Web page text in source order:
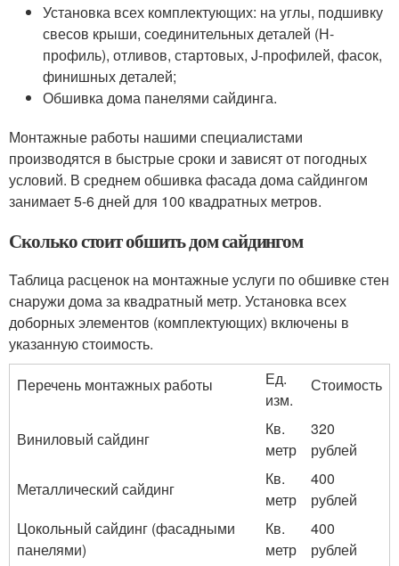
Установка всех комплектующих: на углы, подшивку
свесов крыши, соединительных деталей (Н-
профиль), отливов, стартовых, J-профилей, фасок,
финишных деталей;
Обшивка дома панелями сайдинга.
Монтажные работы нашими специалистами
производятся в быстрые сроки и зависят от погодных
условий. В среднем обшивка фасада дома сайдингом
занимает 5-6 дней для 100 квадратных метров.
Сколько стоит обшить дом сайдингом
Таблица расценок на монтажные услуги по обшивке стен
снаружи дома за квадратный метр. Установка всех
доборных элементов (комплектующих) включены в
указанную стоимость.
Перечень монтажных работы
Ед.
изм.
Стоимость
Виниловый сайдинг
Кв.
метр
320
рублей
Металлический сайдинг
Кв.
метр
400
рублей
Цокольный сайдинг (фасадными
панелями)
Кв.
метр
400
рублей